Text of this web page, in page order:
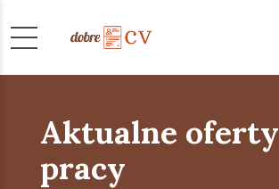
Aktualne oferty
pracy